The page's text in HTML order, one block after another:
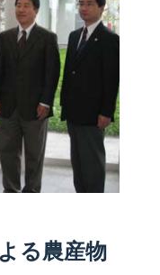
る農産物